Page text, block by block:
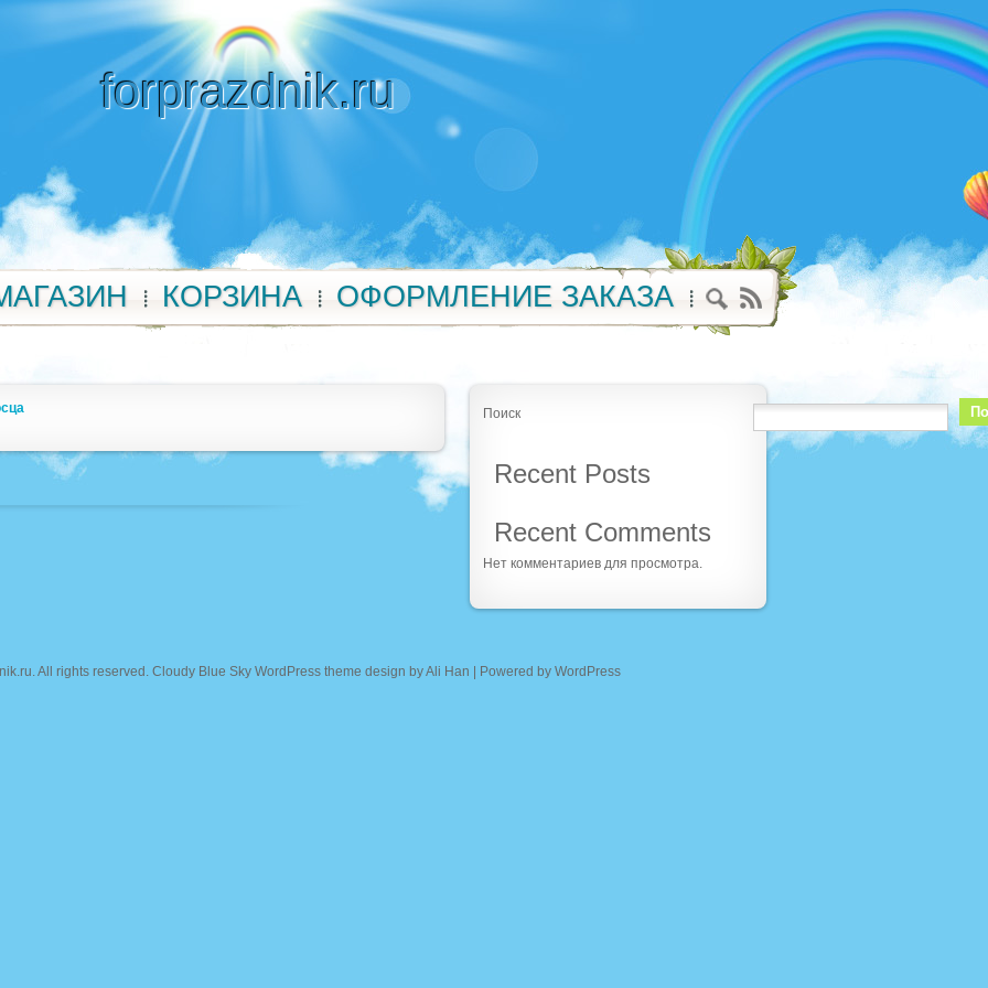
forprazdnik.ru
КОРЗИНА ОФОРМЛЕНИЕ ЗАКАЗА
Поиск
Recent Posts
Recent Comments
Нет комментариев для просмотра.
. All rights reserved. Cloudy Blue Sky WordPress theme design byAli Han | Powered by WordPress